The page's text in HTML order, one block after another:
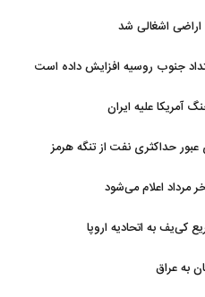
اراضی اشغالی شد
جنوب روسیه افزایش داده است
آمریکا علیه ایران
عبور حداکثری نفت از تنگه هرمز
کی‌یف به اتحادیه اروپا
به عراق